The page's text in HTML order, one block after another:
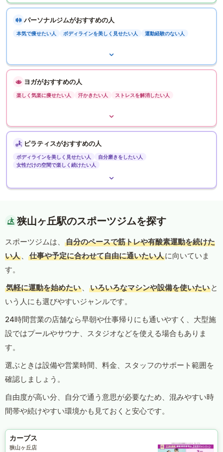
パーソナルジムがおすすめの人
本気で痩せたい人 ボディラインを美しく見せたい人 運動経験のない人
ヨガがおすすめの人
楽しく気楽に痩せたい人 汗かきたい人 ストレスを解消したい人
ピラティスがおすすめの人
ボディラインを美しく見せたい人
自分磨きをしたい人
女性だけの空間で楽しく続けたい人
狭山ヶ丘駅のスポーツジムを探す
スポーツジムは、
自分のペースで筋トレや有酸素運動を続けた
い人 、 仕事や予定に合わせて自由に通いたい人に向いていま
す。
気軽に運動を始めたい 、 いろいろなマシンや設備を使いたい と
いう人にも選びやすいジャンルです。
24時間営業の店舗なら早朝や仕事帰りにも通いやすく、大型施
設ではプールやサウナ、スタジオなどを使える場合もありま
す。
選ぶときは設備や営業時間、料金、スタッフのサポート範囲を
確認しましょう。
自由度が高い分、自分で通う意思が必要なため、混みやすい時
間帯や続けやすい環境かも見ておくと安心です。
カーブス
狭山ヶ丘店